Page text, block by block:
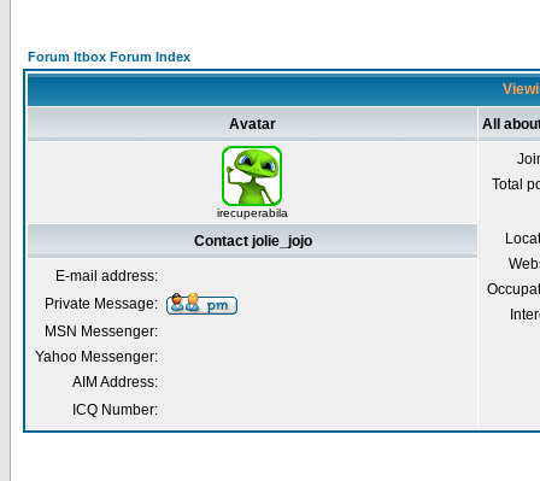
Forum Itbox Forum Index
Avatar All
irecuperabila
Total
Contact jolie_jojo
E-mail address:
Private Message:
MSN Messenger:
Yahoo Messenger:
AIM Address:
ICQ Number: